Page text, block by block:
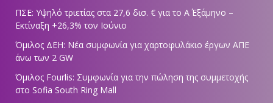
ΠΣΕ: Υψηλό τριετίας στα 27,6 δισ. € για το Α΄ Εξάμηνο –
Εκτίναξη +26,3% τον Ιούνιο
Όμιλος ΔΕΗ: Νέα συμφωνία για χαρτοφυλάκιο έργων ΑΠΕ
άνω των 2 GW
Όμιλος Fourlis: Συμφωνία για την πώληση της συμμετοχής
στο Sofia South Ring Mall